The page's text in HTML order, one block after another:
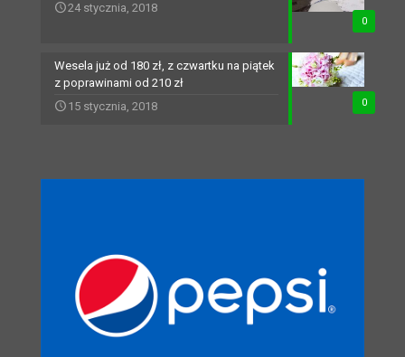
0
24 stycznia, 2018
0
Wesela już od 180 zł, z czwartku na piątek
z poprawinami od 210 zł
15 stycznia, 2018